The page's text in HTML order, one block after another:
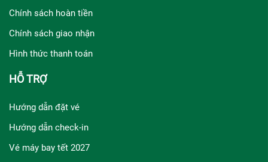
Chính sách hoàn tiền
Chính sách giao nhận
Hình thức thanh toán
HỖ TRỢ
Hướng dẫn đặt vé
Hướng dẫn check-in
Vé máy bay tết 2027